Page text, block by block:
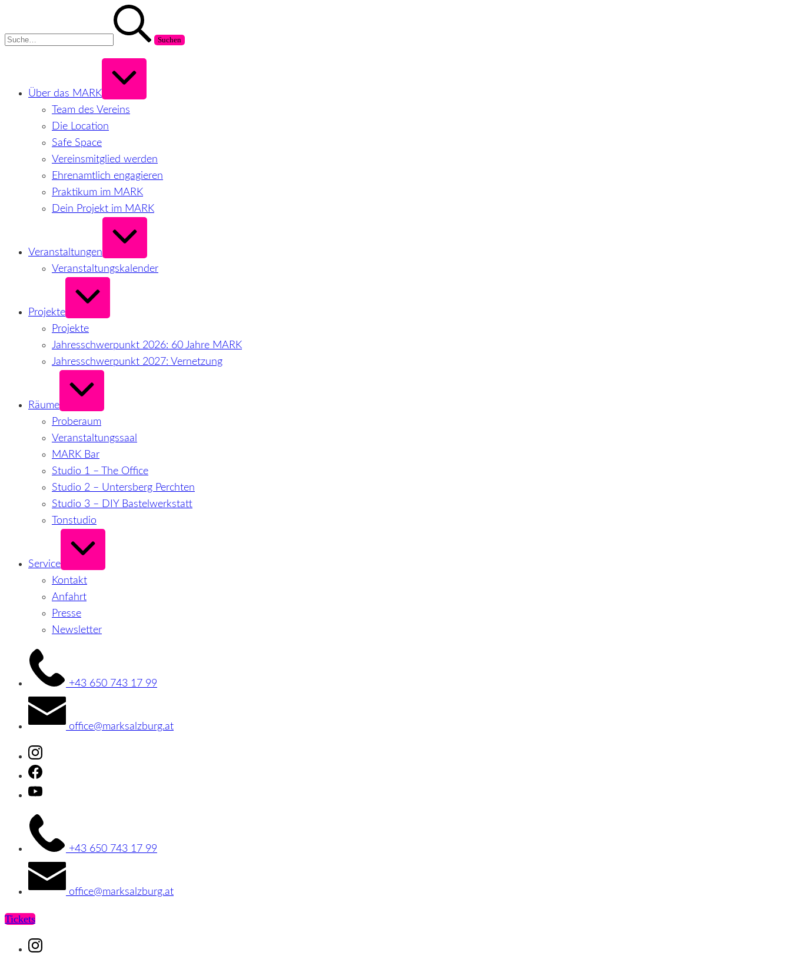
springen
Über das MARK
Erweitern
Team des Vereins
Die Location
Safe Space
Vereinsmitglied werden
Ehrenamtlich engagieren
Praktikum im MARK
Dein Projekt im MARK
Veranstaltungen
Erweitern
Veranstaltungskalender
Projekte
Erweitern
Projekte
Jahresschwerpunkt 2026: 60 Jahre MARK
Jahresschwerpunkt 2027: Vernetzung
Räume
Erweitern
Proberaum
Veranstaltungssaal
MARK Bar
Studio 1 – The Office
Studio 2 – Untersberg Perchten
Studio 3 – DIY Bastelwerkstatt
Tonstudio
Service
Erweitern
Kontakt
Anfahrt
Presse
Newsletter
+43 650 743 17 99
office@marksalzburg.at
Instagram
Facebook
Youtube
+43 650 743 17 99
office@marksalzburg.at
Tickets
Instagram